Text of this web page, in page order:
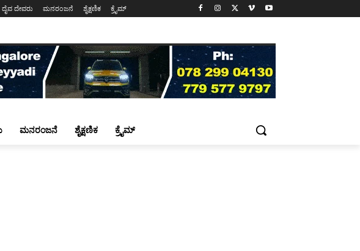
ದೈವ ದೇವರು ಮನರಂಜನೆ ಶೈಕ್ಷಣಿಕ ಕ್ರೈಮ್
ಮನರಂಜನೆ ಶೈಕ್ಷಣಿಕ ಕ್ರೈಮ್